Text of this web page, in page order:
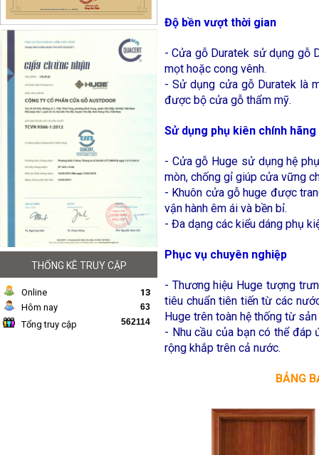
THỐNG KÊ TRUY CẬP
Online
13
Hôm nay
Tổng truy cập
63
562114
Độ bền vượt thời gian
- Cửa gỗ Duratek sử dụng gỗ
mọt hoặc cong vênh.
- Sử dụng cửa gỗ Duratek là
được bộ cửa gỗ thẩm mỹ.
Sử dụng phụ kiên chính hãng
- Cửa gỗ Huge sử dụng hệ
mòn, chống gỉ giúp cửa vững
- Khuôn cửa gỗ huge được
vận hành êm ái và bền bỉ.
- Đa dạng các kiểu dáng phụ
Phục vụ chuyên nghiệp
- Thương hiệu Huge tượng
tiêu chuẩn tiên tiến từ các
Huge trên toàn hệ thống từ
- Nhu cầu của bạn có thể đáp
rộng khắp trên cả nước.
BẢNG